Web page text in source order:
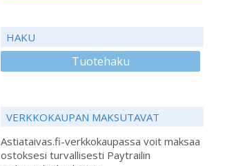
HAKU
Tuotehaku
VERKKOKAUPAN MAKSUTAVAT
Astiataivas.fi-verkkokaupassa voit maksaa
ostoksesi turvallisesti Paytrailin